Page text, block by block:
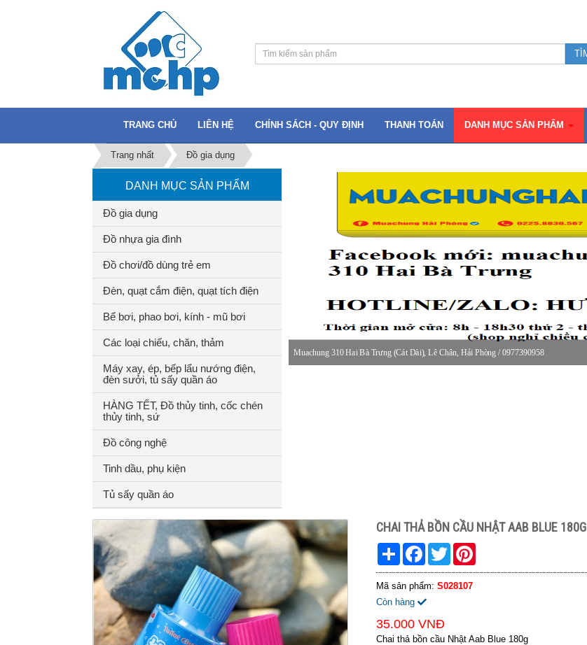
TRANG CHỦ LIÊN HỆ CHÍNH SÁCH - QUY ĐỊNH THANH TOÁN DANH MỤC SẢN PHẨM
Trang nhất Đồ gia dụng
DANH MỤC SẢN PHẨM
Đồ gia dụng
Đồ nhựa gia đình
Đồ chơi/đồ dùng trẻ em
Đèn, quạt cắm điện, quạt tích điện
Bể bơi, phao bơi, kính - mũ bơi
Các loại chiếu, chăn, thảm
Máy xay, ép, bếp lẩu nướng điện,
đèn sưởi, tủ sấy quần áo
HÀNG TẾT, Đồ thủy tinh, cốc chén
thủy tinh, sứ
Đồ công nghệ
Tinh dầu, phụ kiện
Tủ sấy quần áo
Muachung 310 Hai Bà Trưng (Cát Dài), Lê Chân, Hải Phòng / 0977390958
CHAI THẢ BỒN CẦU NHẬT AAB BLUE 180G
Share FacebookTwitter
Mã sản phẩm: S028107
Còn hàng
35.000 VNĐ
Chai thả bồn cầu Nhật Aab Blue 180g